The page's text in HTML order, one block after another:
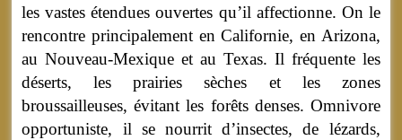
les vastes étendues ouvertes qu’il affectionne. On le
rencontre principalement en Californie, en Arizona,
au Nouveau-Mexique et au Texas. Il fréquente les
déserts, les prairies sèches et les zones
broussailleuses, évitant les forêts denses. Omnivore
opportuniste, il se nourrit d’insectes, de lézards,